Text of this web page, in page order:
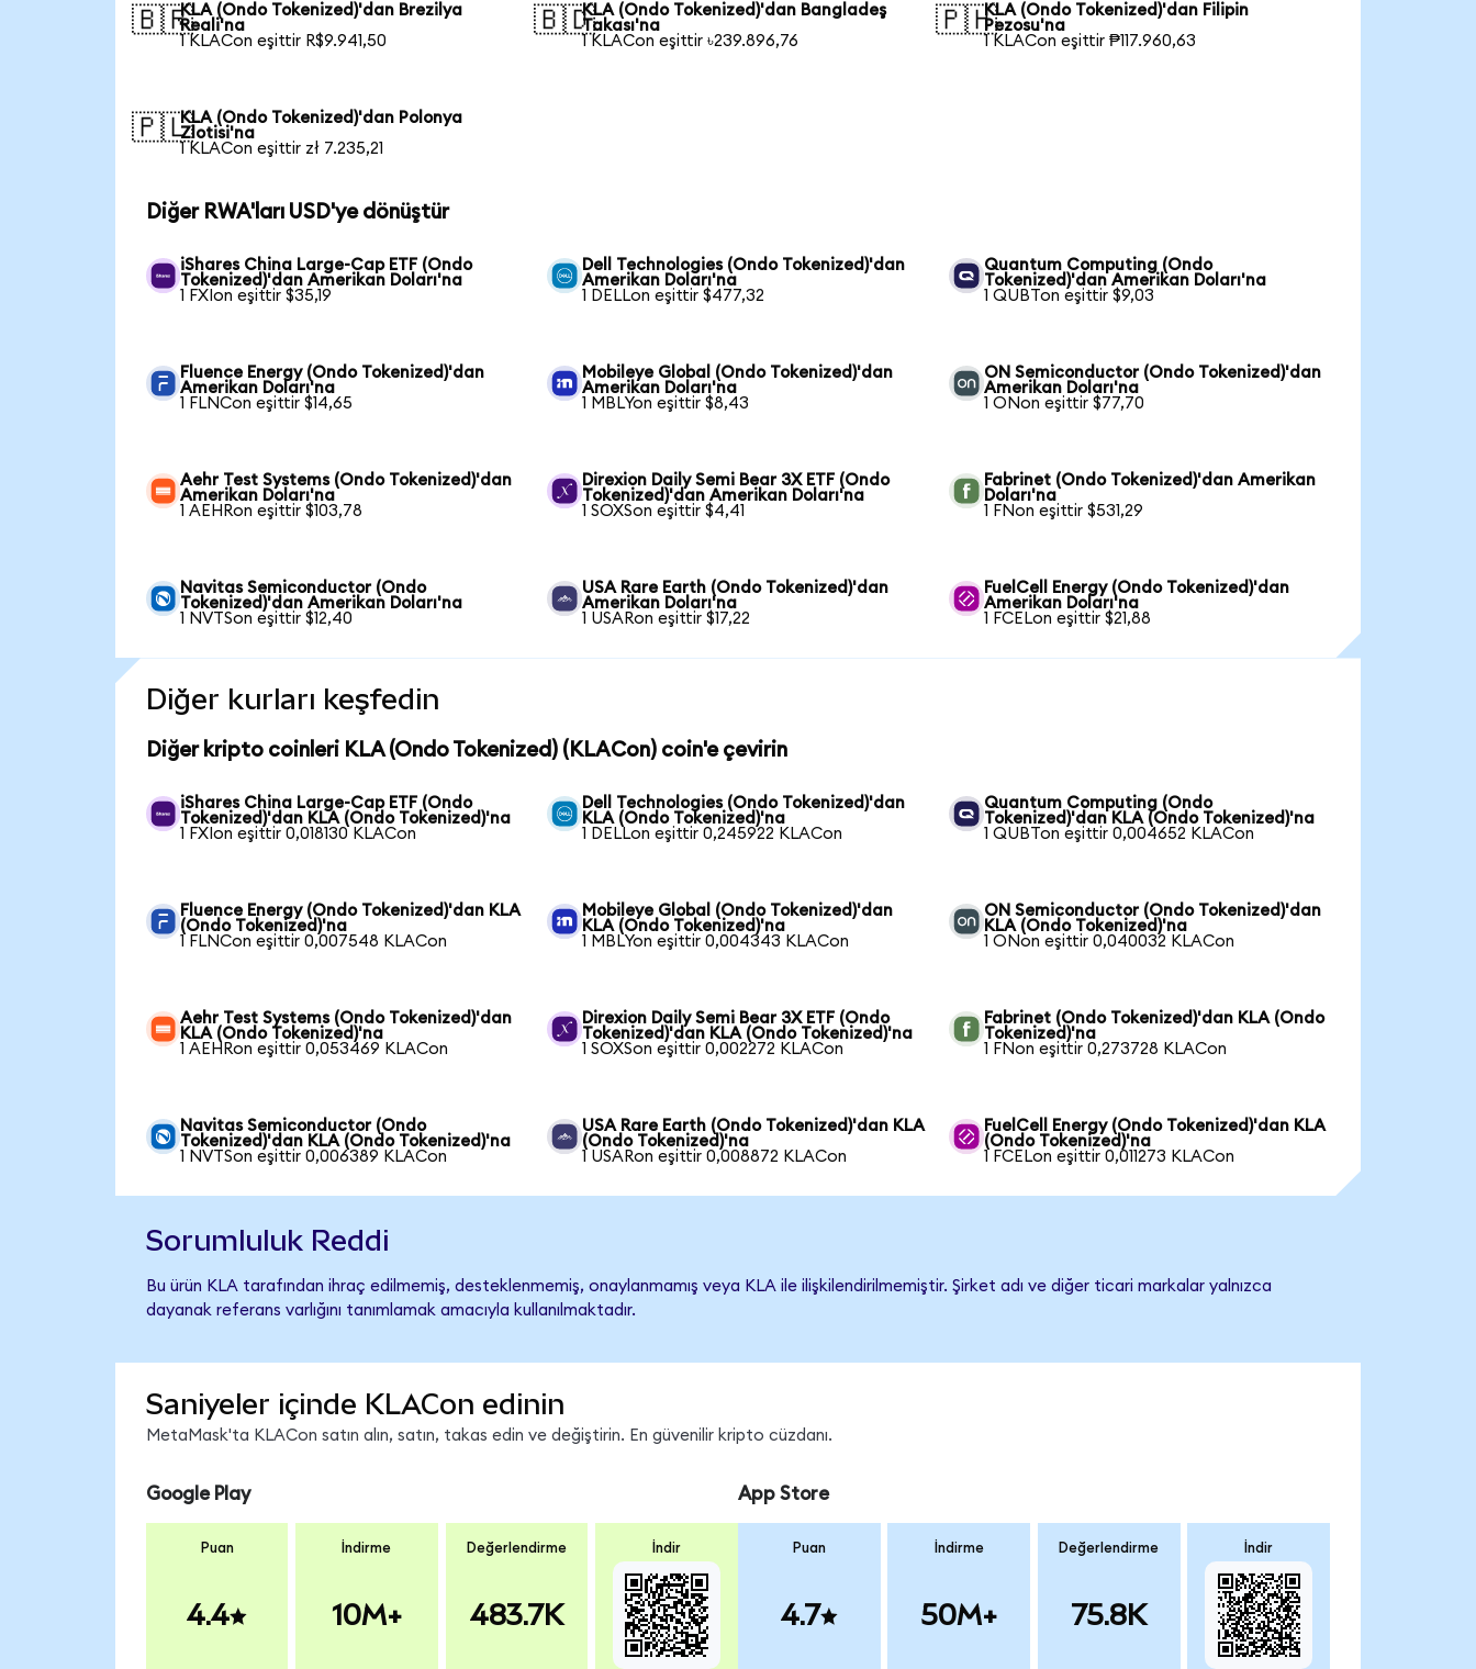
🇧🇷KLA (Ondo Tokenized)'dan Brezilya
Reali'na
1 KLACon eşittir R$9.941,50
🇧🇩KLA (Ondo Tokenized)'dan Bangladeş
Takası'na
1 KLACon eşittir ৳239.896,76
🇵🇭KLA (Ondo Tokenized)'dan Filipin
Pezosu'na
1 KLACon eşittir ₱117.960,63
🇵🇱KLA (Ondo Tokenized)'dan Polonya
Zlotisi'na
1 KLACon eşittir zł 7.235,21
Diğer RWA'ları USD'ye dönüştür
iShares China Large-Cap ETF (Ondo
Tokenized)'dan Amerikan Doları'na
1 FXIon eşittir $35,19
Dell Technologies (Ondo Tokenized)'dan
Amerikan Doları'na
1 DELLon eşittir $477,32
Quantum Computing (Ondo
Tokenized)'dan Amerikan Doları'na
1 QUBTon eşittir $9,03
Fluence Energy (Ondo Tokenized)'dan
Amerikan Doları'na
1 FLNCon eşittir $14,65
Mobileye Global (Ondo Tokenized)'dan
Amerikan Doları'na
1 MBLYon eşittir $8,43
ON Semiconductor (Ondo Tokenized)'dan
Amerikan Doları'na
1 ONon eşittir $77,70
Aehr Test Systems (Ondo Tokenized)'dan
Amerikan Doları'na
1 AEHRon eşittir $103,78
Direxion Daily Semi Bear 3X ETF (Ondo
Tokenized)'dan Amerikan Doları'na
1 SOXSon eşittir $4,41
Fabrinet (Ondo Tokenized)'dan Amerikan
Doları'na
1 FNon eşittir $531,29
Navitas Semiconductor (Ondo
Tokenized)'dan Amerikan Doları'na
1 NVTSon eşittir $12,40
USA Rare Earth (Ondo Tokenized)'dan
Amerikan Doları'na
1 USARon eşittir $17,22
FuelCell Energy (Ondo Tokenized)'dan
Amerikan Doları'na
1 FCELon eşittir $21,88
Diğer kurları keşfedin
Diğer kripto coinleri KLA (Ondo Tokenized) (KLACon) coin'e çevirin
iShares China Large-Cap ETF (Ondo
Tokenized)'dan KLA (Ondo Tokenized)'na
1 FXIon eşittir 0,018130 KLACon
Dell Technologies (Ondo Tokenized)'dan
KLA (Ondo Tokenized)'na
1 DELLon eşittir 0,245922 KLACon
Quantum Computing (Ondo
Tokenized)'dan KLA (Ondo Tokenized)'na
1 QUBTon eşittir 0,004652 KLACon
Fluence Energy (Ondo Tokenized)'dan KLA
(Ondo Tokenized)'na
1 FLNCon eşittir 0,007548 KLACon
Mobileye Global (Ondo Tokenized)'dan
KLA (Ondo Tokenized)'na
1 MBLYon eşittir 0,004343 KLACon
ON Semiconductor (Ondo Tokenized)'dan
KLA (Ondo Tokenized)'na
1 ONon eşittir 0,040032 KLACon
Aehr Test Systems (Ondo Tokenized)'dan
KLA (Ondo Tokenized)'na
1 AEHRon eşittir 0,053469 KLACon
Direxion Daily Semi Bear 3X ETF (Ondo
Tokenized)'dan KLA (Ondo Tokenized)'na
1 SOXSon eşittir 0,002272 KLACon
Fabrinet (Ondo Tokenized)'dan KLA (Ondo
Tokenized)'na
1 FNon eşittir 0,273728 KLACon
Navitas Semiconductor (Ondo
Tokenized)'dan KLA (Ondo Tokenized)'na
1 NVTSon eşittir 0,006389 KLACon
USA Rare Earth (Ondo Tokenized)'dan KLA
(Ondo Tokenized)'na
1 USARon eşittir 0,008872 KLACon
FuelCell Energy (Ondo Tokenized)'dan KLA
(Ondo Tokenized)'na
1 FCELon eşittir 0,011273 KLACon
Sorumluluk Reddi
Bu ürün KLA tarafından ihraç edilmemiş, desteklenmemiş, onaylanmamış veya KLA ile ilişkilendirilmemiştir. Şirket adı ve diğer ticari markalar yalnızca
dayanak referans varlığını tanımlamak amacıyla kullanılmaktadır.
Saniyeler içinde KLACon edinin
MetaMask'ta KLACon satın alın, satın, takas edin ve değiştirin. En güvenilir kripto cüzdanı.
Google Play
Puan
4.4
İndirme
10M+
Değerlendirme
483.7K
İndir
App Store
Puan
4.7
İndirme
50M+
Değerlendirme
75.8K
İndir